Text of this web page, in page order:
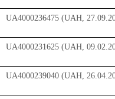
UA4000236475 (UAH,
UA4000231625 (UAH,
UA4000239040 (UAH,